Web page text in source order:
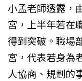
小孟老師透露，
宮，上半年若在
得到突破。職場
宮，代表若身為
人協商、規劃的